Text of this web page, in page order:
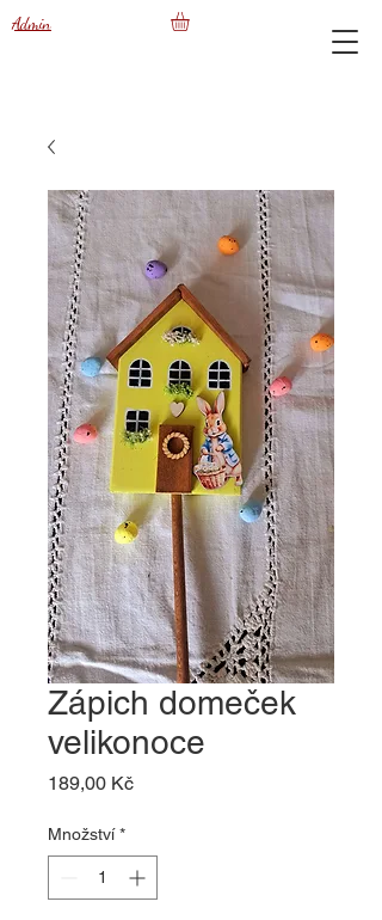
Admin
Zápich domeček
velikonoce
189,00 KčCena
Množství *